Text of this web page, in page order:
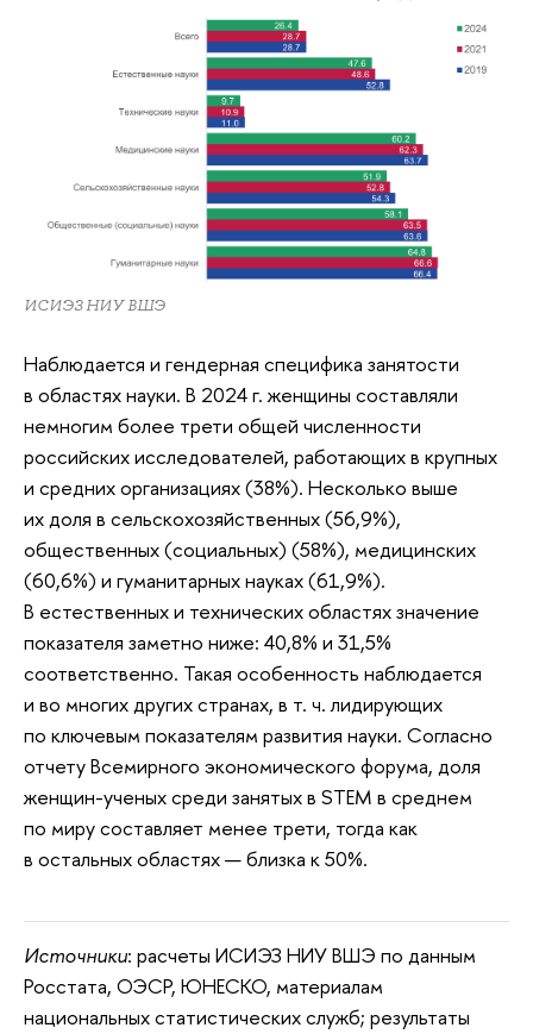
ИСИЭЗ НИУ ВШЭ
Наблюдается и гендерная специфика занятости
в областях науки. В 2024 г. женщины составляли
немногим более трети общей численности
российских исследователей, работающих в крупных
и средних организациях (38%). Несколько выше
их доля в сельскохозяйственных (56,9%),
общественных (социальных) (58%), медицинских
(60,6%) и гуманитарных науках (61,9%).
В естественных и технических областях значение
показателя заметно ниже: 40,8% и 31,5%
соответственно. Такая особенность наблюдается
и во многих других странах, в т. ч. лидирующих
по ключевым показателям развития науки. Согласно
отчету Всемирного экономического форума, доля
женщин-ученых среди занятых в STEM в среднем
по миру составляет менее трети, тогда как
в остальных областях — близка к 50%.
Источники: расчеты ИСИЭЗ НИУ ВШЭ по данным
Росстата, ОЭСР, ЮНЕСКО, материалам
национальных статистических служб; результаты